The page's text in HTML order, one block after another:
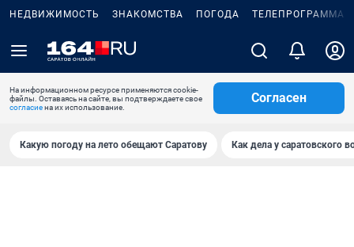
НЕДВИЖИМОСТЬ ЗНАКОМСТВА ПОГОДА ТЕЛЕПРОГРАММА
На информационном ресурсе применяются cookie-
файлы. Оставаясь на сайте, вы подтверждаете свое
согласиена их использование.
Согласен
Какую погоду на лето обещают Саратову Как дела у саратовского